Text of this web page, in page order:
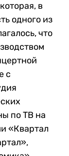
в
одного из
что
с
по ТВ на
«Квартал